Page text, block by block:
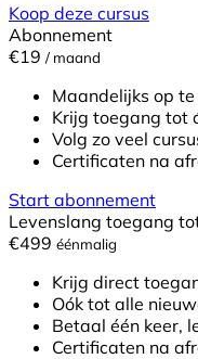
Koop deze cursus
Abonnement
€19 / maand
Maandelijks op
Krijg toegang tot
Volg zo veel
Certificaten na
Start abonnement
Levenslang toegang
€499 éénmalig
Krijg direct
Oók tot alle
Betaal één keer,
Certificaten na